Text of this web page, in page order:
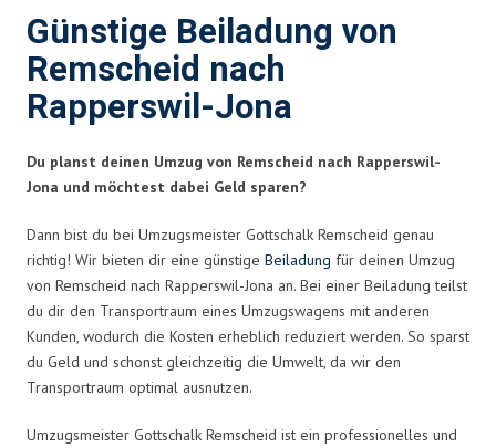
Günstige Beiladung von
Remscheid nach
Rapperswil-Jona
Du planst deinen Umzug von Remscheid nach Rapperswil-
Jona und möchtest dabei Geld sparen?
Dann bist du bei Umzugsmeister Gottschalk Remscheid genau
richtig! Wir bieten dir eine günstige Beiladung für deinen Umzug
von Remscheid nach Rapperswil-Jona an. Bei einer Beiladung teilst
du dir den Transportraum eines Umzugswagens mit anderen
Kunden, wodurch die Kosten erheblich reduziert werden. So sparst
du Geld und schonst gleichzeitig die Umwelt, da wir den
Transportraum optimal ausnutzen.
Umzugsmeister Gottschalk Remscheid ist ein professionelles und